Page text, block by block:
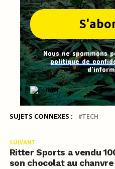
Nous ne spammons
politique de
SUJETS CONNEXES : TECH
SUIVANT
Ritter Sports a vendu
son chocolat au